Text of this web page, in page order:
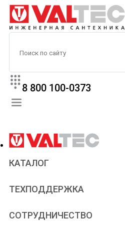
8 800 100-0373
КАТАЛОГ
ТЕХПОДДЕРЖКА
Паспорта и сертификаты
Статьи
СОТРУДНИЧЕСТВО
Сантехникам